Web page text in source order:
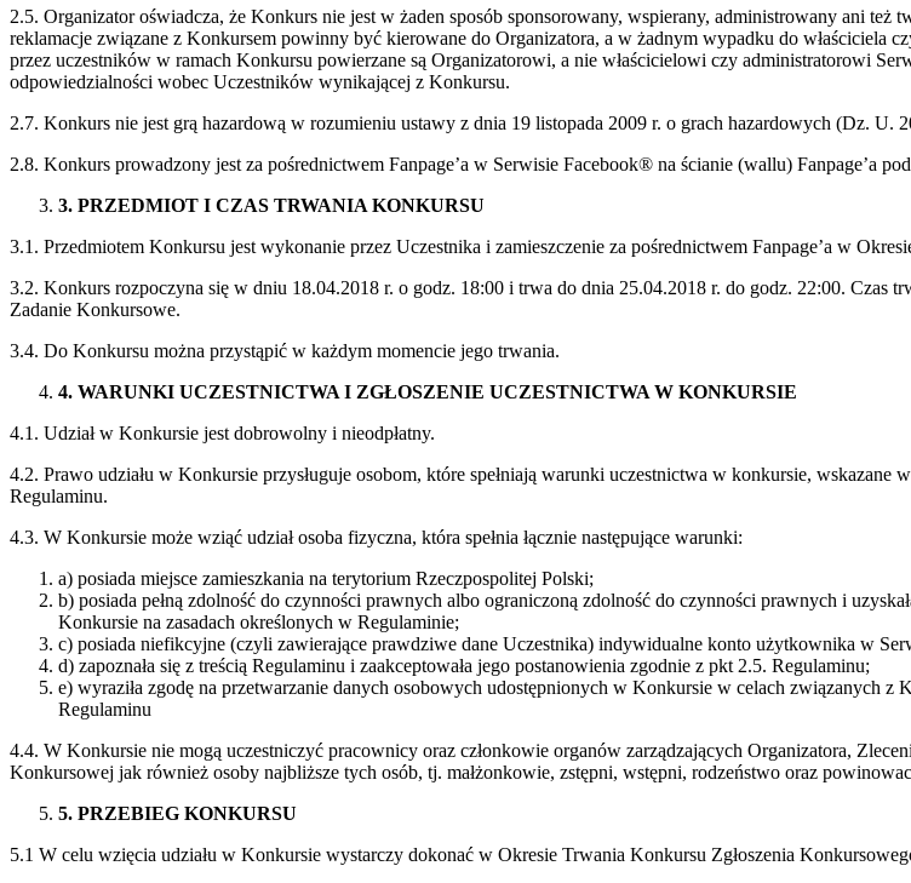
2.5. Organizator oświadcza, że Konkurs nie jest w żaden sposób sponsorowany, wspierany, administrowany ani
reklamacje związane z Konkursem powinny być kierowane do Organizatora, a w żadnym wypadku do właściciela
przez uczestników w ramach Konkursu powierzane są Organizatorowi, a nie właścicielowi czy administratorowi
odpowiedzialności wobec Uczestników wynikającej z Konkursu.
2.7. Konkurs nie jest grą hazardową w rozumieniu ustawy z dnia 19 listopada 2009 r. o grach hazardowych (Dz.
2.8. Konkurs prowadzony jest za pośrednictwem Fanpage’a w Serwisie Facebook® na ścianie (wallu) Fanpage’a
3. PRZEDMIOT I CZAS TRWANIA KONKURSU
3.1. Przedmiotem Konkursu jest wykonanie przez Uczestnika i zamieszczenie za pośrednictwem Fanpage’a w
3.2. Konkurs rozpoczyna się w dniu 18.04.2018 r. o godz. 18:00 i trwa do dnia 25.04.2018 r. do godz. 22:00. Czas
Zadanie Konkursowe.
3.4. Do Konkursu można przystąpić w każdym momencie jego trwania.
4. WARUNKI UCZESTNICTWA I ZGŁOSZENIE UCZESTNICTWA W KONKURSIE
4.1. Udział w Konkursie jest dobrowolny i nieodpłatny.
4.2. Prawo udziału w Konkursie przysługuje osobom, które spełniają warunki uczestnictwa w konkursie,
Regulaminu.
4.3. W Konkursie może wziąć udział osoba fizyczna, która spełnia łącznie następujące warunki:
a) posiada miejsce zamieszkania na terytorium Rzeczpospolitej Polski;
b) posiada pełną zdolność do czynności prawnych albo ograniczoną zdolność do czynności prawnych i
Konkursie na zasadach określonych w Regulaminie;
c) posiada niefikcyjne (czyli zawierające prawdziwe dane Uczestnika) indywidualne konto użytkownika w
d) zapoznała się z treścią Regulaminu i zaakceptowała jego postanowienia zgodnie z pkt 2.5. Regulaminu;
e) wyraziła zgodę na przetwarzanie danych osobowych udostępnionych w Konkursie w celach związanych
Regulaminu
4.4. W Konkursie nie mogą uczestniczyć pracownicy oraz członkowie organów zarządzających Organizatora,
Konkursowej jak również osoby najbliższe tych osób, tj. małżonkowie, zstępni, wstępni, rodzeństwo oraz
5. PRZEBIEG KONKURSU
5.1 W celu wzięcia udziału w Konkursie wystarczy dokonać w Okresie Trwania Konkursu Zgłoszenia